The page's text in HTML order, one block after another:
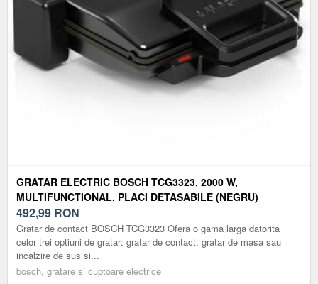
GRATAR ELECTRIC BOSCH TCG3323, 2000 W,
MULTIFUNCTIONAL, PLACI DETASABILE (NEGRU)
492,99 RON
Gratar de contact BOSCH TCG3323 Ofera o gama larga datorita
celor trei optiuni de gratar: gratar de contact, gratar de masa sau
incalzire de sus si...
bosch, gratare si cuptoare electrice